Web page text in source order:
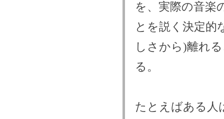
を、実際の音楽
とを説く決定的
しさから)離れ
る。
たとえばある人